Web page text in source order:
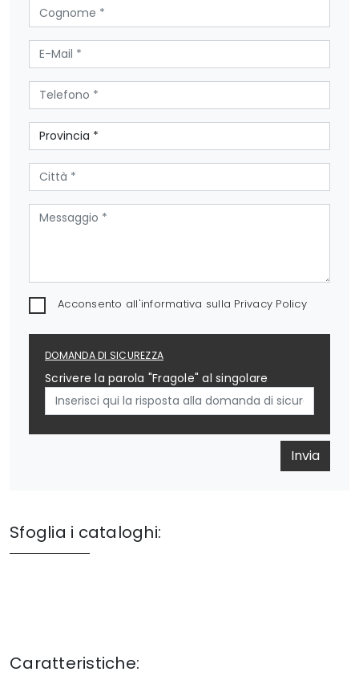
Acconsento all'informativa sulla Privacy Policy
DOMANDA DI SICUREZZA
Scrivere la parola "Fragole" al singolare
Invia
Sfoglia i cataloghi:
Caratteristiche: